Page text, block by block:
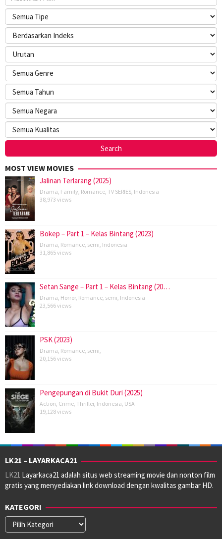
MOST VIEW MOVIES
Jalinan Terlarang (2025)
Drama Family Romance TV SERIES Indonesia
38,973 views
Bokep – Part 1 – Kelas Bintang (2023)
Drama Romance semi Indonesia
31,865 views
Setan Sange – Part 1 – Kelas Bintang (20…
Drama Horror, Romance semi Indonesia
23,566 views
PSK (2023)
Drama Romance semi
20,156 views
Pengepungan di Bukit Duri (2025)
Action Crime Thriller, Indonesia USA
19,128 views
LK21 – LAYARKACA21
LK21 Layarkaca21 adalah situs web streaming movie dan nonton film
gratis yang menyediakan link download dengan kwalitas gambar HD.
KATEGORI
Kategori